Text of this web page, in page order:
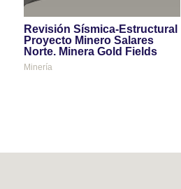
Revisión Sísmica-Estructural
Proyecto Minero Salares
Norte. Minera Gold Fields
Minería